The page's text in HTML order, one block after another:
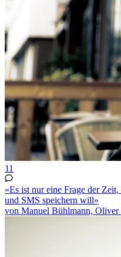
11
«Es ist nur eine Frage der
und SMS speichern will»
von Manuel Bühlmann, Oliver